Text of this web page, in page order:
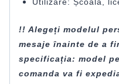
!! Alegeți modelul
mesaje înainte de a
specificația: model
comanda va fi